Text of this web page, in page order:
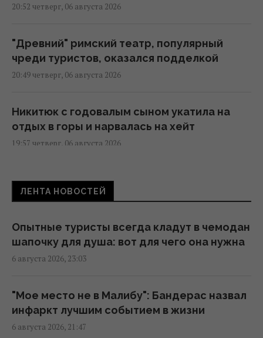
20:52 четверг, 06 августа 2026
"Древний" римский театр, популярный
чреди туристов, оказался подделкой
20:49 четверг, 06 августа 2026
Никитюк с годовалым сыном укатила на
отдых в горы и нарвалась на хейт
19:57 четверг, 06 августа 2026
Песня, которая вдохновляет: как
определить по дате рождения
Встреча с "ведьмой" изменила все: звезда
2000-х впервые раскрыла, почему исчезла
18:42 четверг, 06 августа 2026
Не Кировоград и не Елисаветград: как
ЛЕНТА НОВОСТЕЙ
Опытные туристы всегда кладут в чемодан
шапочку для душа: вот для чего она нужна
6 августа 2026, 23:03
"Мое место не в Малибу": Бандерас назвал
инфаркт лучшим событием в жизни
6 августа 2026, 21:47